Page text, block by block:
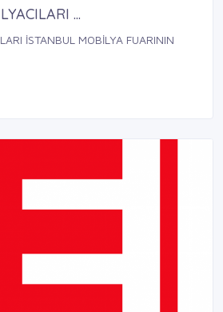
...
İSTANBUL MOBİLYA FUARININ